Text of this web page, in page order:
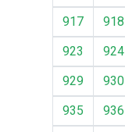
917
918
923
924
929
930
935
936